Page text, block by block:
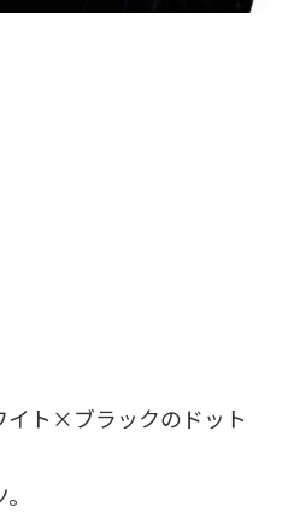
イト×ブラックのドット